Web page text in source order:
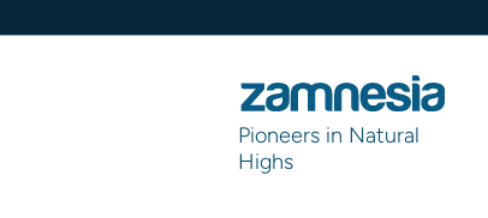
Pioneers in Natural
Highs